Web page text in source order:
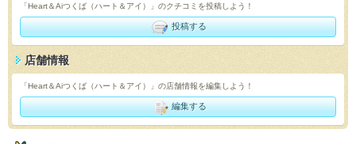
「Heart＆Aiつくば（ハート＆アイ）」のクチコミを投稿しよう！
投稿する
店舗情報
「Heart＆Aiつくば（ハート＆アイ）」の店舗情報を編集しよう！
編集する